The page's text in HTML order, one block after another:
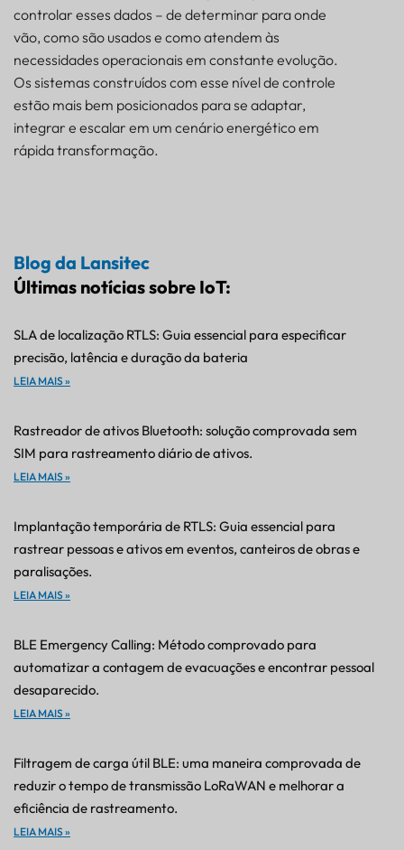
controlar esses dados – de determinar para onde
vão, como são usados e como atendem às
necessidades operacionais em constante evolução.
Os sistemas construídos com esse nível de controle
estão mais bem posicionados para se adaptar,
integrar e escalar em um cenário energético em
rápida transformação.
Blog da Lansitec
Últimas notícias sobre IoT:
SLA de localização RTLS: Guia essencial para especificar
precisão, latência e duração da bateria
LEIA MAIS »
Rastreador de ativos Bluetooth: solução comprovada sem
SIM para rastreamento diário de ativos.
LEIA MAIS »
Implantação temporária de RTLS: Guia essencial para
rastrear pessoas e ativos em eventos, canteiros de obras e
paralisações.
LEIA MAIS »
BLE Emergency Calling: Método comprovado para
automatizar a contagem de evacuações e encontrar pessoal
desaparecido.
LEIA MAIS »
Filtragem de carga útil BLE: uma maneira comprovada de
reduzir o tempo de transmissão LoRaWAN e melhorar a
eficiência de rastreamento.
LEIA MAIS »